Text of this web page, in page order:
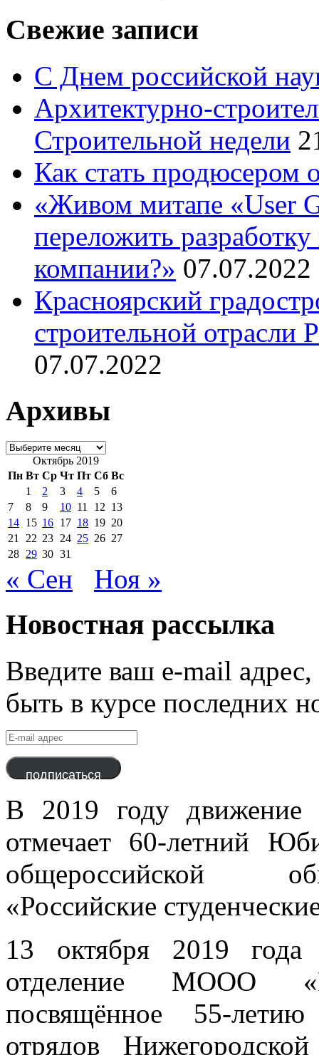
Свежие записи
С Днем российской
Архитектурно-
Строительной недели
Как стать продюсером
«Живом митапе «User
переложить
компании?» 07.07.2022
Красноярский
строительной отрасли
07.07.2022
Архивы
Архивы
Октябрь 2019
Пн Вт Ср Чт Пт Сб Вс
1
2 3 4 5
6
7
8 9 10 11 12 13
14 15 16 17 18 19 20
21
22 23 24 25 26 27
28 29 30 31
« Сен Ноя »
Новостная рассылка
Введите ваш e-mail
быть в курсе последних
E-
mail
адрес
подписаться
В 2019 году движение
отмечает 60-летний
общероссийской
«Российские
13 октября 2019 года
отделение МООО
посвящённое 55-летию
отрядов